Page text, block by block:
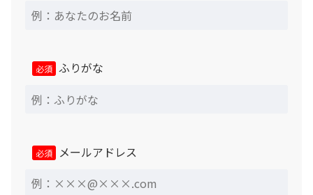
く）
対応には出張諸経費が必要となります。
す。商品が問題なく使用できる状態にある事は確認済です
願い致します。
返品・交換・キャンセルについて
必須 ふりがな
必須 メールアドレス